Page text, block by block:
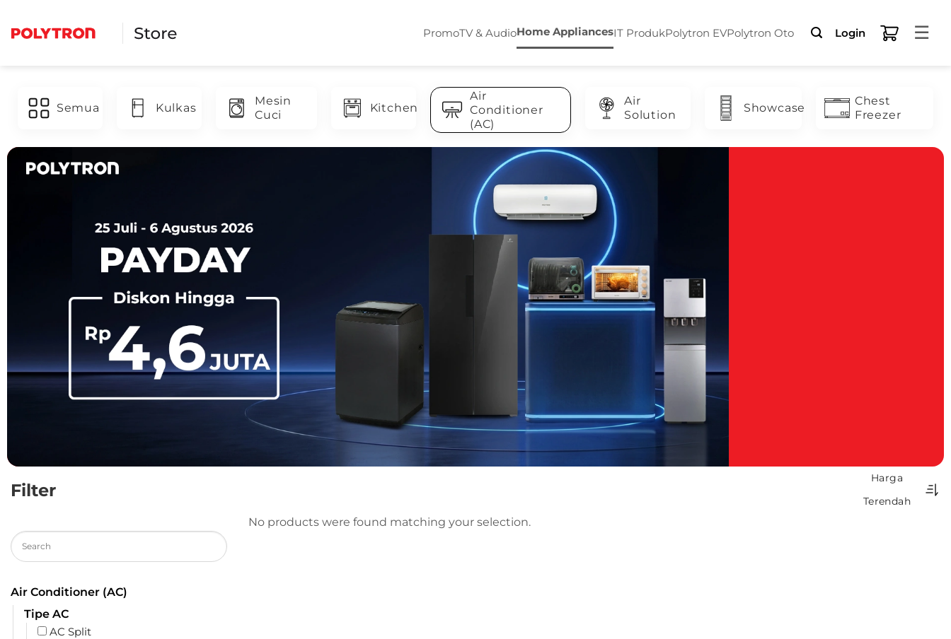
content
PromoTV & AudioHome AppliancesIT ProdukPolytron EVPolytron Oto Login ☰
Semua Kulkas
Mesin
Cuci
Kitchen
Air
Conditioner
(AC)
Air
Solution
Showcase
Chest
Freezer
Filter
Harga
Terendah
Air Conditioner (AC)
Tipe AC
AC Split
No products were found matching your selection.